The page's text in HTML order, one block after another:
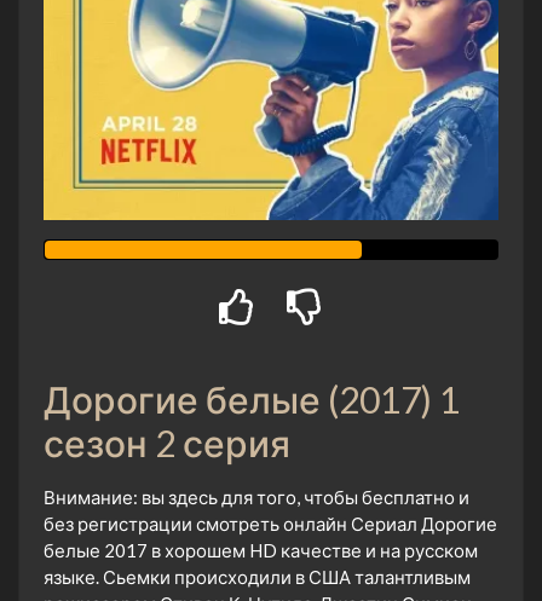
Дорогие белые (2017) 1
сезон 2 серия
Внимание: вы здесь для того, чтобы бесплатно и
без регистрации смотреть онлайн Сериал Дорогие
белые 2017 в хорошем HD качестве и на русском
языке. Сьемки происходили в США талантливым